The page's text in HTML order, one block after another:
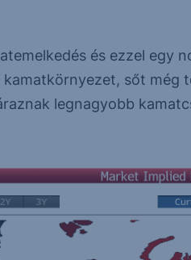
és ezzel egy
sőt még
legnagyobb